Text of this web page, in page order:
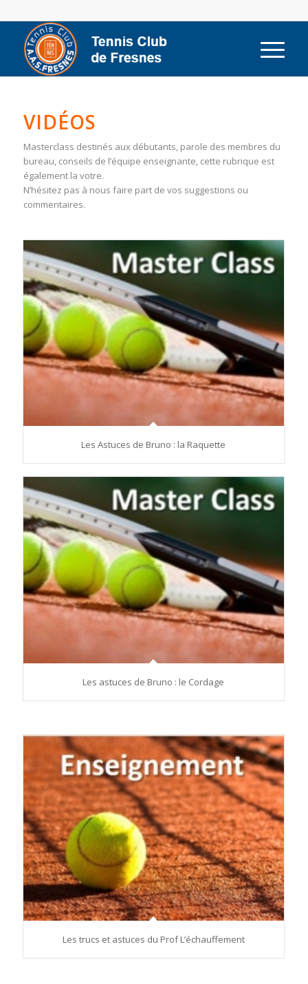
VIDÉOS
Masterclass destinés aux débutants, parole des membres du
bureau, conseils de l’équipe enseignante, cette rubrique est
également la votre.
N’hésitez pas à nous faire part de vos suggestions ou
commentaires.
Les Astuces de Bruno : la Raquette
Les astuces de Bruno : le Cordage
Les trucs et astuces du Prof L’échauffement